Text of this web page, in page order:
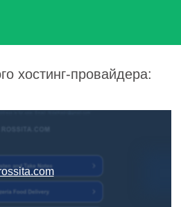
хостинг-провайдера: